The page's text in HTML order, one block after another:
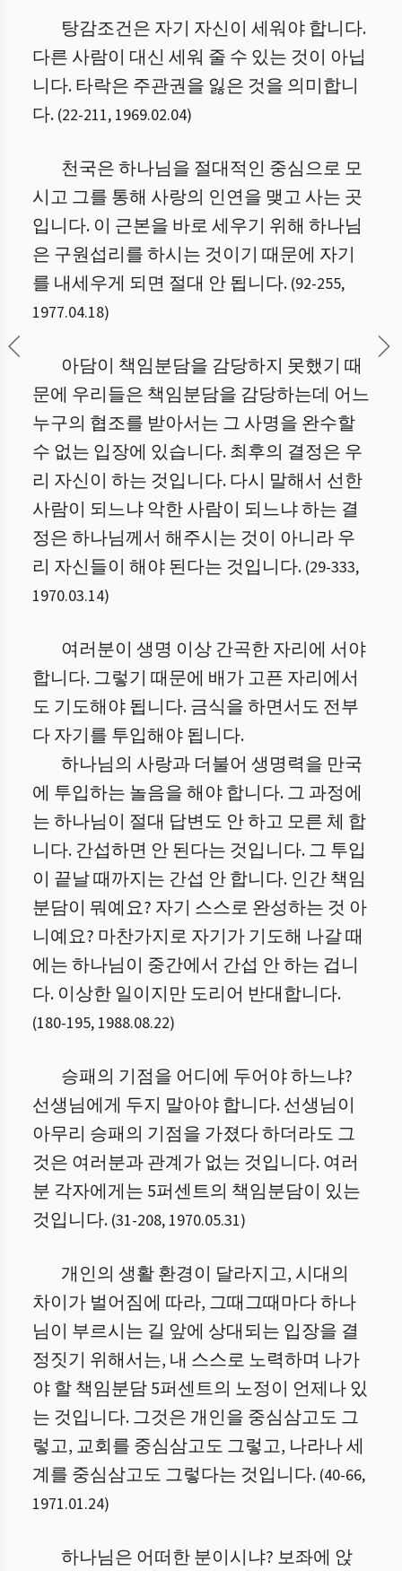
탕감조건은 자기 자신이 세워야 합니다.
다른 사람이 대신 세워 줄 수 있는 것이 아닙
니다. 타락은 주관권을 잃은 것을 의미합니
다. (22-211, 1969.02.04)
천국은 하나님을 절대적인 중심으로 모
시고 그를 통해 사랑의 인연을 맺고 사는 곳
입니다. 이 근본을 바로 세우기 위해 하나님
은 구원섭리를 하시는 것이기 때문에 자기
를 내세우게 되면 절대 안 됩니다. (92-255,
1977.04.18)
아담이 책임분담을 감당하지 못했기 때
문에 우리들은 책임분담을 감당하는데 어느
누구의 협조를 받아서는 그 사명을 완수할
수 없는 입장에 있습니다. 최후의 결정은 우
리 자신이 하는 것입니다. 다시 말해서 선한
사람이 되느냐 악한 사람이 되느냐 하는 결
정은 하나님께서 해주시는 것이 아니라 우
리 자신들이 해야 된다는 것입니다. (29-333,
1970.03.14)
여러분이 생명 이상 간곡한 자리에 서야
합니다. 그렇기 때문에 배가 고픈 자리에서
도 기도해야 됩니다. 금식을 하면서도 전부
다 자기를 투입해야 됩니다.
하나님의 사랑과 더불어 생명력을 만국
에 투입하는 놀음을 해야 합니다. 그 과정에
는 하나님이 절대 답변도 안 하고 모른 체 합
니다. 간섭하면 안 된다는 것입니다. 그 투입
이 끝날 때까지는 간섭 안 합니다. 인간 책임
분담이 뭐예요? 자기 스스로 완성하는 것 아
니예요? 마찬가지로 자기가 기도해 나갈 때
에는 하나님이 중간에서 간섭 안 하는 겁니
다. 이상한 일이지만 도리어 반대합니다.
(180-195, 1988.08.22)
승패의 기점을 어디에 두어야 하느냐?
선생님에게 두지 말아야 합니다. 선생님이
아무리 승패의 기점을 가졌다 하더라도 그
것은 여러분과 관계가 없는 것입니다. 여러
분 각자에게는 5퍼센트의 책임분담이 있는
것입니다. (31-208, 1970.05.31)
개인의 생활 환경이 달라지고, 시대의
차이가 벌어짐에 따라, 그때그때마다 하나
님이 부르시는 길 앞에 상대되는 입장을 결
정짓기 위해서는, 내 스스로 노력하며 나가
야 할 책임분담 5퍼센트의 노정이 언제나 있
는 것입니다. 그것은 개인을 중심삼고도 그
렇고, 교회를 중심삼고도 그렇고, 나라나 세
계를 중심삼고도 그렇다는 것입니다. (40-66,
1971.01.24)
하나님은 어떠한 분이시냐? 보좌에 앉